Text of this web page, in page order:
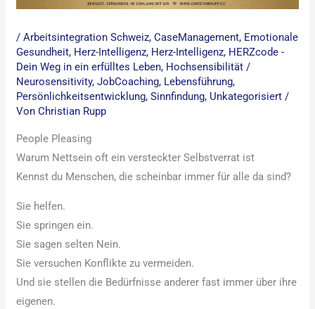
/Arbeitsintegration Schweiz,CaseManagement, Emotionale
Gesundheit, Herz-Intelligenz, Herz-Intelligenz, HERZcode -
Dein Weg in ein erfülltes Leben, Hochsensibilität /
Neurosensitivity,JobCoaching, Lebensführung,
Persönlichkeitsentwicklung,Sinnfindung, Unkategorisiert /
VonChristian Rupp
People Pleasing
Warum Nettsein oft ein versteckter Selbstverrat ist
Kennst du Menschen, die scheinbar immer für alle da sind?
Sie helfen.
Sie springen ein.
Sie sagen selten Nein.
Sie versuchen Konflikte zu vermeiden.
Und sie stellen die Bedürfnisse anderer fast immer über ihre
eigenen.